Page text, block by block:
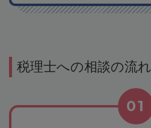
税理士への相談の流れ
01